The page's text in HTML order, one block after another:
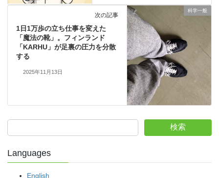
科学一般
次の記事
1日1万歩の立ち仕事を変えた
「魔法の靴」。フィンランド
「KARHU」が足裏の圧力を分散
する
2025年11月13日
検索
Languages
English